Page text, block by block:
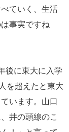
ていく、生活
事実ですね
後に東大に入学
を超えたと東大
います。山口
井の頭線のこ